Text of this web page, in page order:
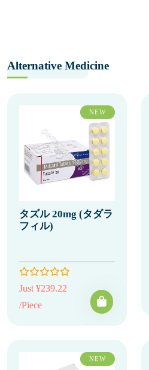
Alternative Medicine
NEW
タズル 20mg (タダラ
フィル)
Just ¥239.22
/Piece
NEW